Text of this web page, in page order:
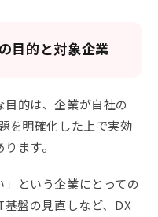
目的と対象企業
的は、企業が自社の
を明確化した上で実効
ます。
」という企業にとっての
盤の見直しなど、DX